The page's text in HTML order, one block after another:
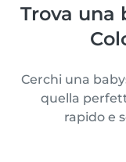
Trova una
Cerchi una
quella
rapido e